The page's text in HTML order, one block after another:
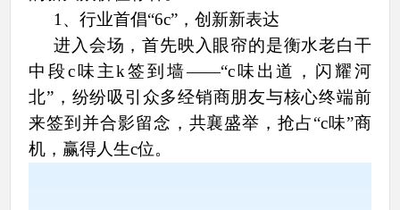
1、行业首倡“6c”，创新新表达
进入会场，首先映入眼帘的是衡水老白干
中段c味主k签到墙——“c味出道，闪耀河
北”，纷纷吸引众多经销商朋友与核心终端前
来签到并合影留念，共襄盛举，抢占“c味”商
机，赢得人生c位。